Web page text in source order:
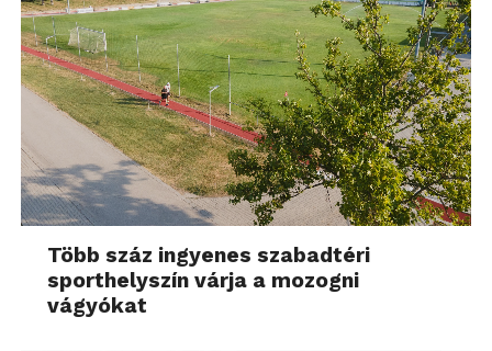
Több száz ingyenes szabadtéri
sporthelyszín várja a mozogni
vágyókat